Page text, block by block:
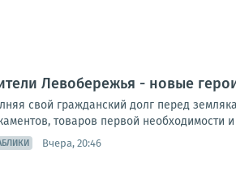
Левобережья - новые
свой гражданский долг перед
товаров первой необходимости
Вчера, 20:46